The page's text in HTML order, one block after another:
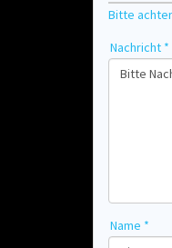
Bitte
Nachricht *
Name *